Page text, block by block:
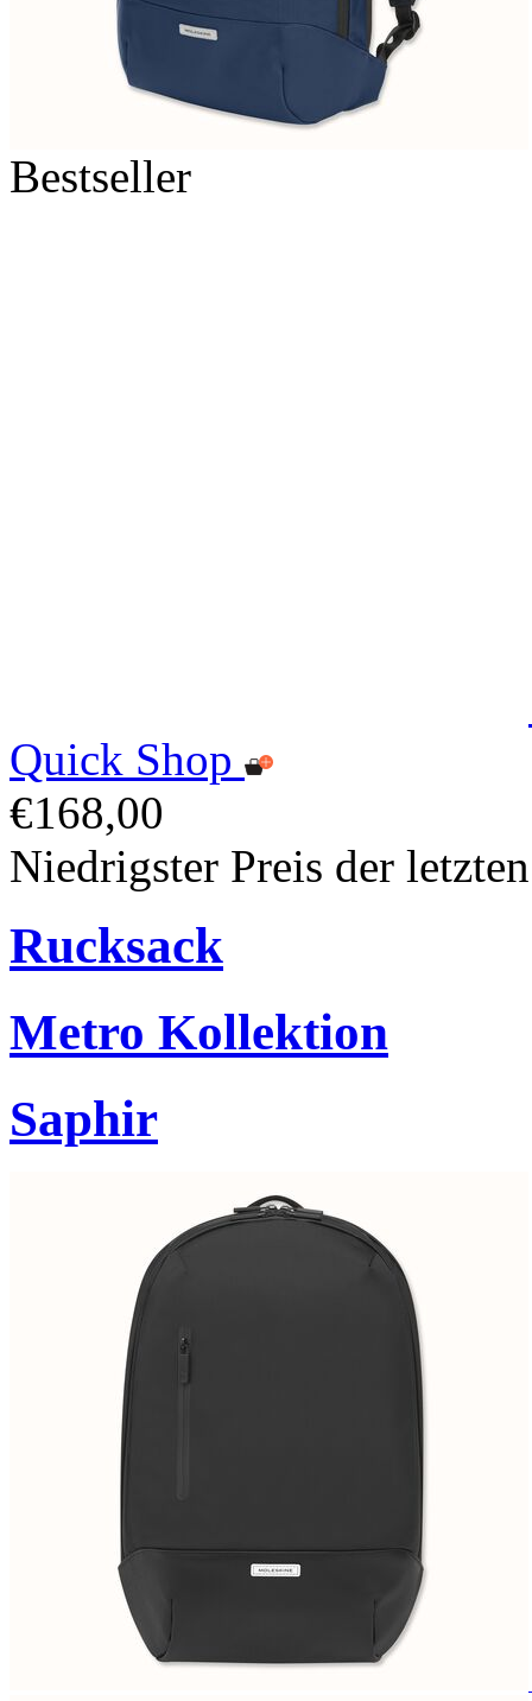
Bestseller
Quick Shop
€168,00
Niedrigster Preis der
Rucksack
Metro Kollektion
Saphir